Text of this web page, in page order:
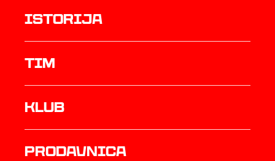
istorija
TIM
Klub
prodavnica